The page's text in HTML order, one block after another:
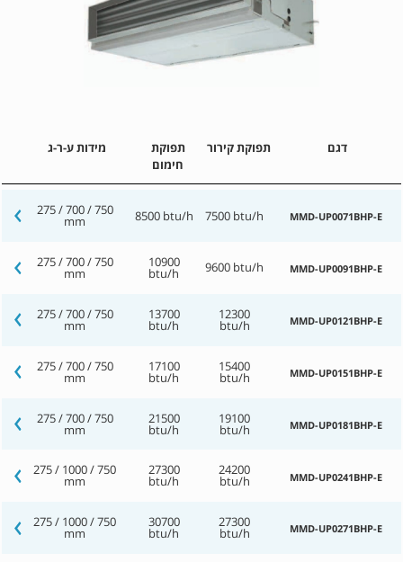
דגם תפוקת קירור
תפוקת
חימום
מידות ע-ר-ג
MMD-UP0071BHP-E
7500 btu/h
8500 btu/h
275 / 700 / 750
mm
MMD-UP0091BHP-E
9600 btu/h
10900
btu/h
275 / 700 / 750
mm
MMD-UP0121BHP-E
12300
btu/h
13700
btu/h
275 / 700 / 750
mm
MMD-UP0151BHP-E
15400
btu/h
17100
btu/h
275 / 700 / 750
mm
MMD-UP0181BHP-E
19100
btu/h
21500
btu/h
275 / 700 / 750
mm
MMD-UP0241BHP-E
24200
btu/h
27300
btu/h
275 / 1000 / 750
mm
MMD-UP0271BHP-E
27300
btu/h
30700
btu/h
275 / 1000 / 750
mm